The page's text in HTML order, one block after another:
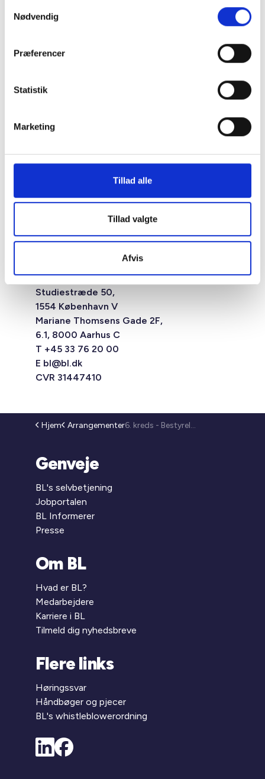
Nødvendig
Præferencer
Statistik
Marketing
Tillad alle
Tillad valgte
Afvis
Dagsorden følger.
Studiestræde 50,
1554 København V
Mariane Thomsens Gade 2F,
6.1, 8000 Aarhus C
T +45 33 76 20 00
E bl@bl.dk
CVR 31447410
Hjem Arrangementer 6. kreds - Bestyrelsesmøde (26-82)
Genveje
BL's selvbetjening
Jobportalen
BL Informerer
Presse
Om BL
Hvad er BL?
Medarbejdere
Karriere i BL
Tilmeld dig nyhedsbreve
Flere links
Høringssvar
Håndbøger og pjecer
BL's whistleblowerordning